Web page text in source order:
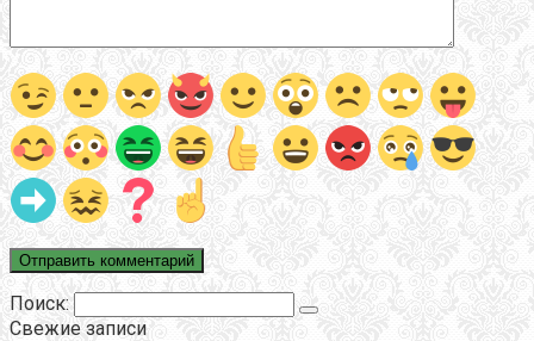
Поиск:
Свежие записи